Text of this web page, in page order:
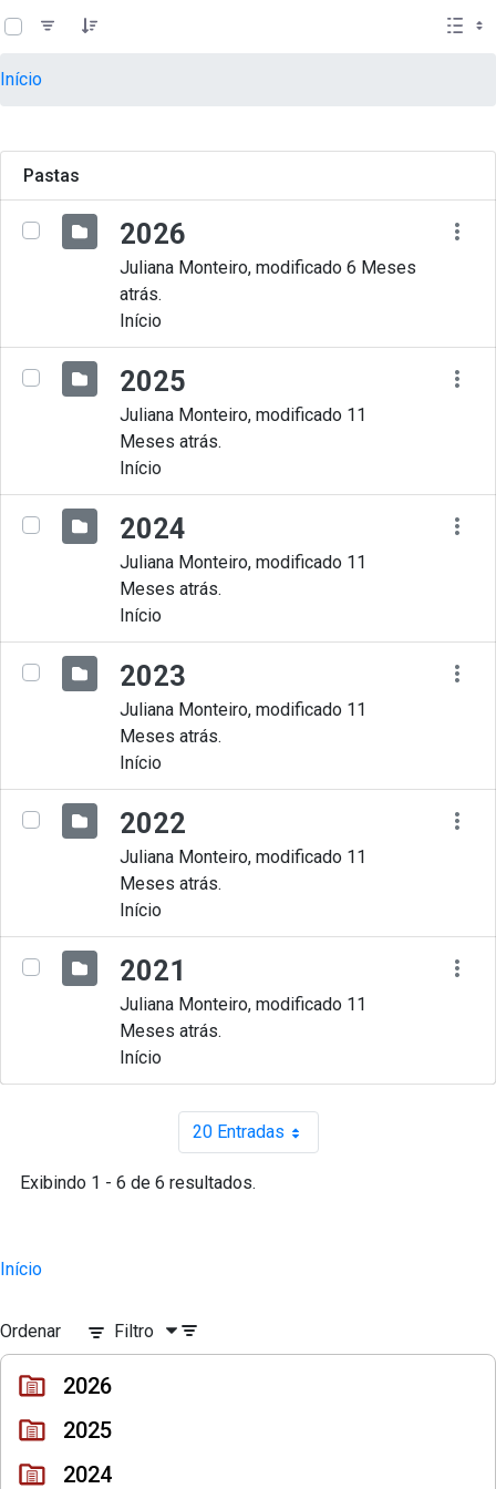
Pular para o Conteúdo principal
teste descricao
Início
Pastas
2026
Juliana Monteiro, modificado 6 Meses
atrás.
Início
2025
Juliana Monteiro, modificado 11
Meses atrás.
Início
2024
Juliana Monteiro, modificado 11
Meses atrás.
Início
2023
Juliana Monteiro, modificado 11
Meses atrás.
Início
2022
Juliana Monteiro, modificado 11
Meses atrás.
Início
2021
Juliana Monteiro, modificado 11
Meses atrás.
Início
20 EntradasPor página
Exibindo 1 - 6 de 6 resultados.
Início
Ordenar Filtro
2026
2025
2024